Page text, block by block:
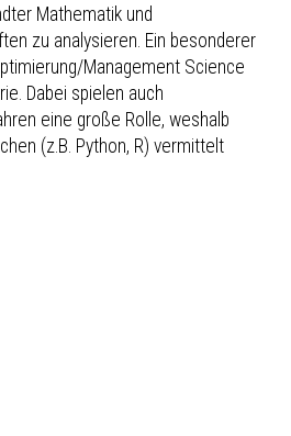
Mathematik und
zu analysieren. Ein besonderer
Management Science
Dabei spielen auch
eine große Rolle, weshalb
(z.B. Python, R) vermittelt